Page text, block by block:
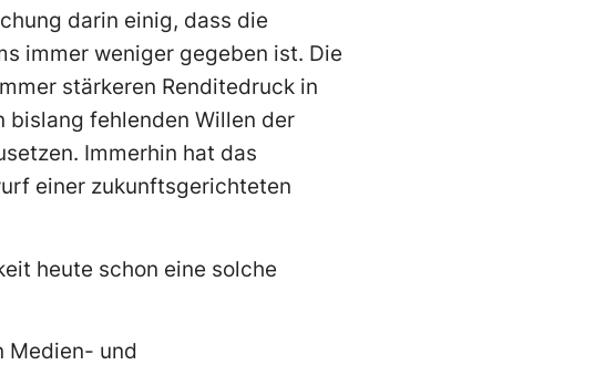
darin einig, dass die
immer weniger gegeben ist. Die
stärkeren Renditedruck in
bislang fehlenden Willen der
Immerhin hat das
einer zukunftsgerichteten
heute schon eine solche
Medien- und